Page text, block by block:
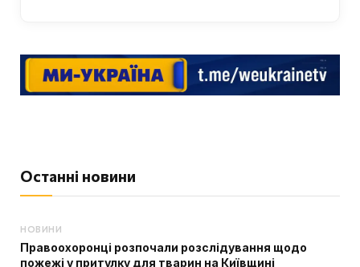
Останні новини
НОВИНИ
Правоохоронці розпочали розслідування щодо
пожежі у притулку для тварин на Київщині